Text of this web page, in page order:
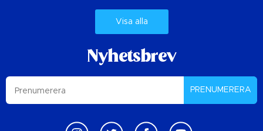
Visa alla
Nyhetsbrev
PRENUMERERA